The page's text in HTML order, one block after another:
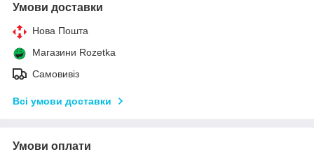
Умови доставки
Нова Пошта
Магазини Rozetka
Самовивіз
Всі умови доставки
Умови оплати